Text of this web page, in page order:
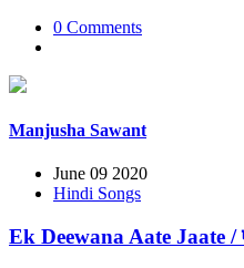
0 Comments
Manjusha Sawant
June 09 2020
Hindi Songs
Ek Deewana Aate Jaate /